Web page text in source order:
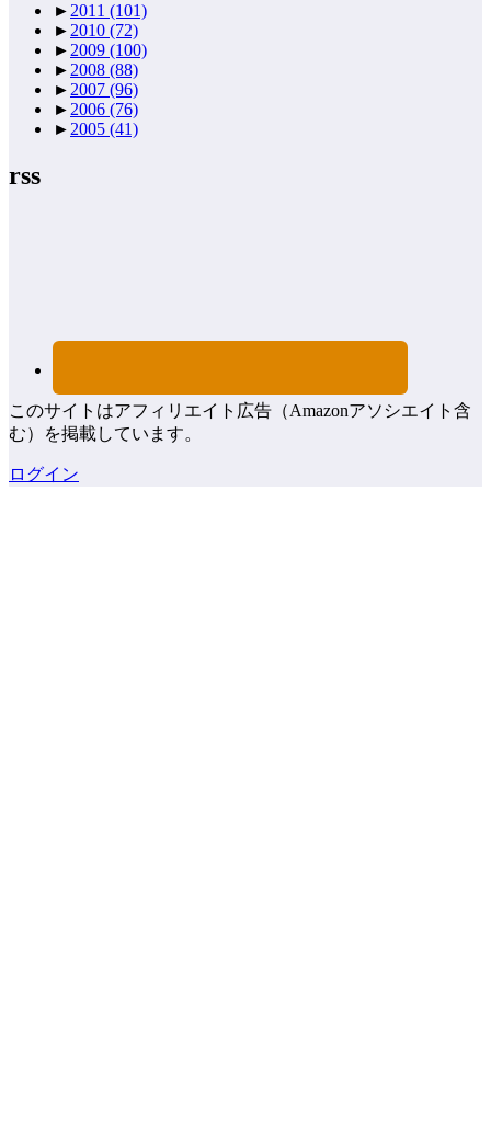
► 2011 (101)
► 2010 (72)
► 2009 (100)
► 2008 (88)
► 2007 (96)
► 2006 (76)
► 2005 (41)
rss
このサイトはアフィリエイト広告（Amazonアソシエイト含
む）を掲載しています。
ログイン